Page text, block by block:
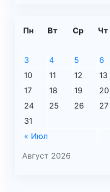
Август 2026
Пн Вт Ср Чт
« Июл
3
4 5 6
10
11 12 13
17
18 19 20
24
25 26 27
31